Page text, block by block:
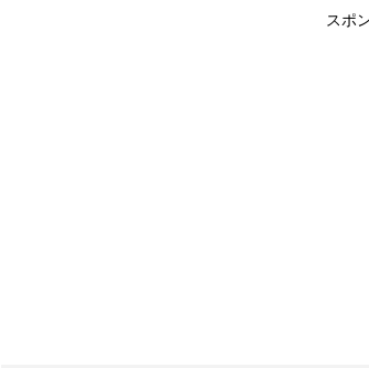
スポ